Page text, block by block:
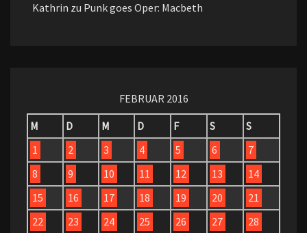
Kathrin zu Punk goes Oper: Macbeth
FEBRUAR 2016
M
D M D F S
S
1
2 3 4 5 6
7
8
9 10 11 12 13
14
15
16 17 18 19 20
21
22
23 24 25 26 27
28